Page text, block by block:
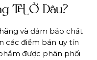
TH Ở Đâu?
và đảm bảo chất
các điểm bán uy tín
được phân phối